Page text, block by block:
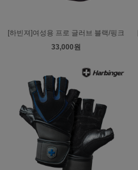
[하빈져]여성용 프로 글러브 블랙/핑크
33,000원